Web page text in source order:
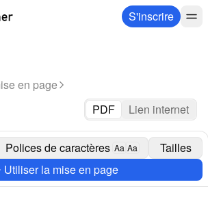
S'inscrire
en page
PDF Lien internet
Polices de caractères Aa Aa
Tailles
Utiliser la mise en page